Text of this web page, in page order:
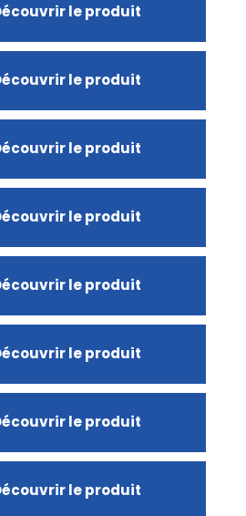
le produit
le produit
le produit
le produit
le produit
le produit
le produit
le produit